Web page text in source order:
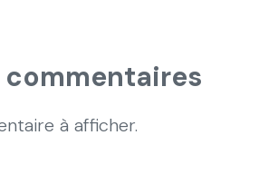
commentaires
à afficher.